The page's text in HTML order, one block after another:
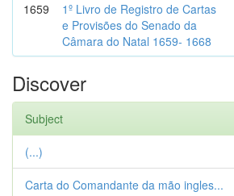
1659
1º Livro de Registro de Cartas
e Provisões do Senado da
Câmara do Natal 1659- 1668
Discover
Subject
(...)
Carta do Comandante da mão ingles...